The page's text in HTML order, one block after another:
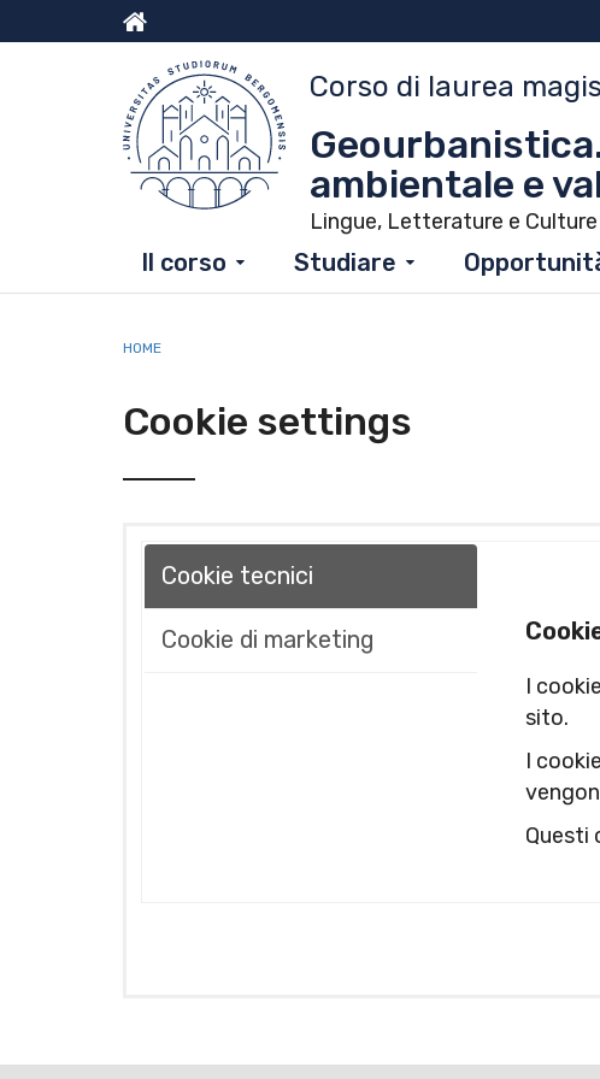
al
Menu
top
Corso di laurea
ambientale e
Lingue, Letterature e
Il corso Studiare
HOME
Cookie settings
Cookie tecnici
Cookie di marketing
I
sito.
I
Questi